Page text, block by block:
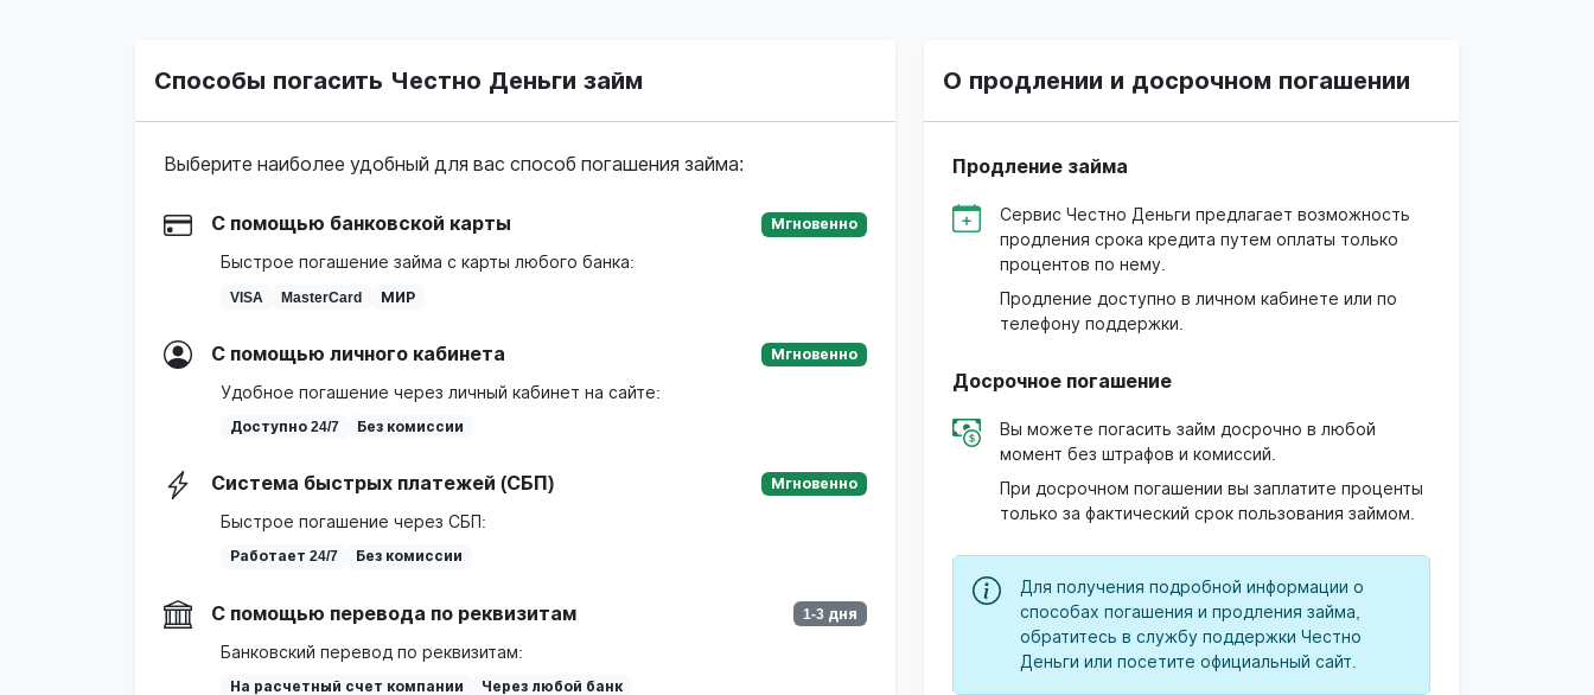
Способы погасить Честно Деньги займ
Выберите наиболее удобный для вас способ погашения займа:
С помощью банковской карты Мгновенно
Быстрое погашение займа с карты любого банка:
VISA MasterCard МИР
С помощью личного кабинета Мгновенно
Удобное погашение через личный кабинет на сайте:
Доступно 24/7 Без комиссии
Система быстрых платежей (СБП) Мгновенно
Быстрое погашение через СБП:
Работает 24/7 Без комиссии
С помощью перевода по реквизитам 1-3 дня
Банковский перевод по реквизитам:
На расчетный счет компании Через любой банк
О продлении и досрочном погашении
Продление займа
Сервис Честно Деньги предлагает возможность
продления срока кредита путем оплаты только
процентов по нему.
Продление доступно в личном кабинете или по
телефону поддержки.
Досрочное погашение
Вы можете погасить займ досрочно в любой
момент без штрафов и комиссий.
При досрочном погашении вы заплатите проценты
только за фактический срок пользования займом.
Для получения подробной информации о
способах погашения и продления займа,
обратитесь в службу поддержки Честно
Деньги или посетите официальный сайт.